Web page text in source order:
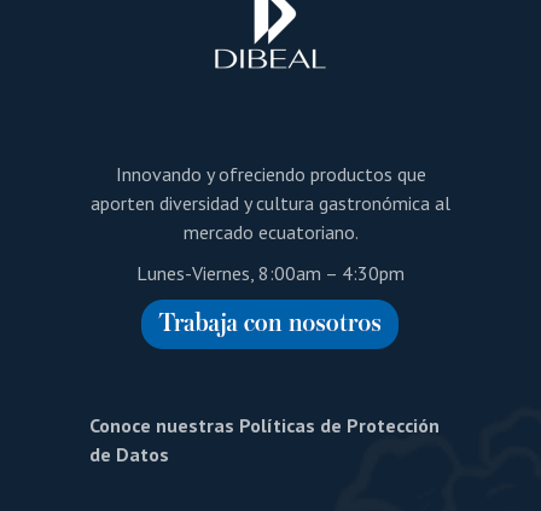
Innovando y ofreciendo productos que
aporten diversidad y cultura gastronómica al
mercado ecuatoriano.
Lunes-Viernes, 8:00am – 4:30pm
Conoce nuestras Políticas de Protección
de Datos